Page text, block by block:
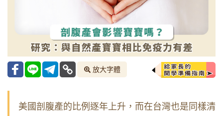
放大字體
美國剖腹產的比例逐年上升，而在台灣也是同樣清